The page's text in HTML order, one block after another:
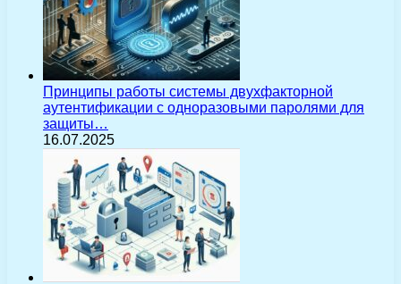
Принципы работы системы двухфакторной
аутентификации с одноразовыми паролями для
защиты…
16.07.2025